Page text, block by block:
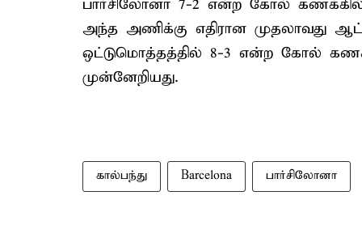
பார்சிலோனா 7-2 என்ற கோல் கணக்கில்
அந்த அணிக்கு எதிரான முதலாவது
ஒட்டுமொத்தத்தில் 8-3 என்ற கோல்
முன்னேறியது.
கால்பந்து Barcelona பார்சிலோனா